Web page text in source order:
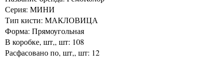
Серия: МИНИ
Тип кисти: МАКЛОВИЦА
Форма: Прямоугольная
В коробке, шт,, шт: 108
Расфасовано по, шт,, шт: 12